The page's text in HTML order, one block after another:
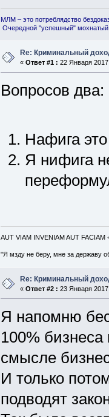
МЛМ – это потреблядство
Очередной "успешный"
Re: Криминальный
« Ответ #1 : 22 Января
Вопросов два:
Нафига
Я нифига
AUT VIAM INVENIAM AUT FACIAM
"Я мзду не беру, мне за державу
Re: Криминальный
« Ответ #2 : 23 Января
Я напомню
100%
смысле
И только
подводят